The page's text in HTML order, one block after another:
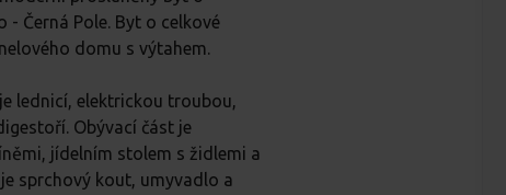
Černá Pole. Byt o celkové
domu s výtahem.
lednicí, elektrickou troubou,
Obývací část je
jídelním stolem s židlemi a
sprchový kout, umyvadlo a